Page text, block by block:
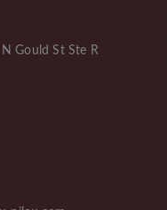
Gould St Ste R